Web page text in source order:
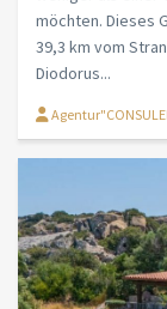
möchten. Dieses
39,3 km vom
Diodorus...